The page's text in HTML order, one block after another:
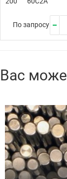
По запросу
Вас